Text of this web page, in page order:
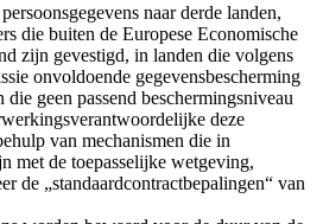
naar derde landen,
die buiten de Europese Economische
zijn gevestigd, in landen die volgens
onvoldoende gegevensbescherming
die geen passend beschermingsniveau
deze
van mechanismen die in
met de toepasselijke wetgeving,
de „standaardcontractbepalingen“ van